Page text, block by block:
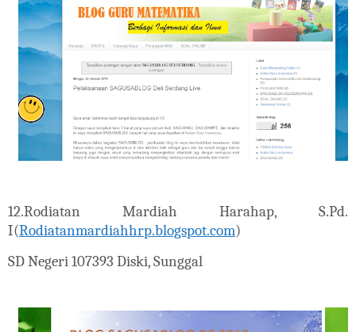
12.Rodiatan Mardiah Harahap, S.Pd.
I(Rodiatanmardiahhrp.blogspot.com)
SD Negeri 107393 Diski, Sunggal